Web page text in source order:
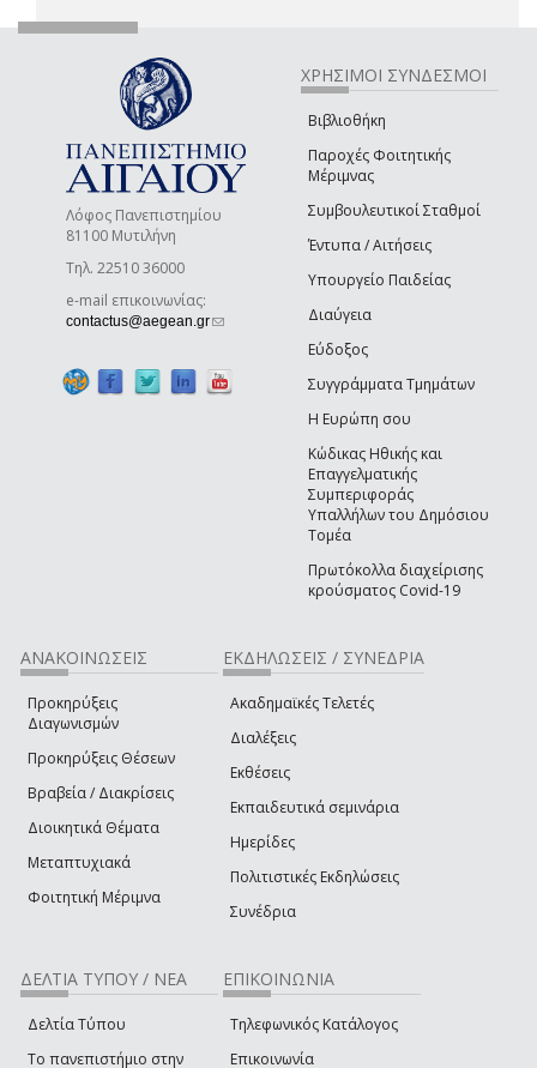
Λόφος Πανεπιστημίου
81100 Μυτιλήνη
Τηλ. 22510 36000
e-mail επικοινωνίας:
contactus@aegean.gr(link sends e-mail)
ΧΡΗΣΙΜΟΙ ΣΥΝΔΕΣΜΟΙ
Βιβλιοθήκη
Παροχές Φοιτητικής
Μέριμνας
Συμβουλευτικοί Σταθμοί
Έντυπα / Αιτήσεις
Υπουργείο Παιδείας
Διαύγεια
Εύδοξος
Συγγράμματα Τμημάτων
Η Ευρώπη σου
Κώδικας Ηθικής και
Επαγγελματικής
Συμπεριφοράς
Υπαλλήλων του Δημόσιου
Τομέα
Πρωτόκολλα διαχείρισης
κρούσματος Covid-19
ΑΝΑΚΟΙΝΩΣΕΙΣ
Προκηρύξεις
Διαγωνισμών
Προκηρύξεις Θέσεων
Βραβεία / Διακρίσεις
Διοικητικά Θέματα
Μεταπτυχιακά
Φοιτητική Μέριμνα
ΕΚΔΗΛΩΣΕΙΣ / ΣΥΝΕΔΡΙΑ
Ακαδημαϊκές Τελετές
Διαλέξεις
Εκθέσεις
Εκπαιδευτικά σεμινάρια
Ημερίδες
Πολιτιστικές Εκδηλώσεις
Συνέδρια
ΔΕΛΤΙΑ ΤΥΠΟΥ / ΝΕΑ
Δελτία Τύπου
Το πανεπιστήμιο στην
ΕΠΙΚΟΙΝΩΝΙΑ
Τηλεφωνικός Κατάλογος
Επικοινωνία